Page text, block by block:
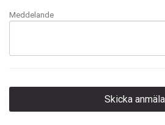
Meddelande